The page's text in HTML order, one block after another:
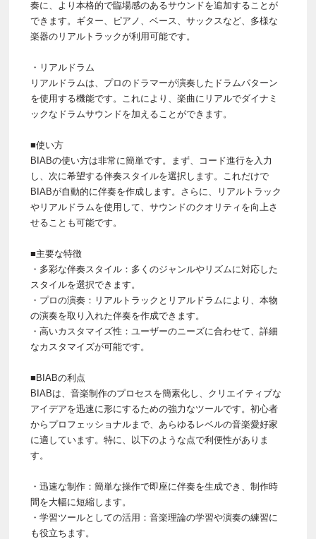
奏に、より本格的で臨場感のあるサウンドを追加することが
できます。ギター、ピアノ、ベース、サックスなど、多様な
楽器のリアルトラックが利用可能です。
・リアルドラム
リアルドラムは、プロのドラマーが演奏したドラムパターン
を使用する機能です。これにより、楽曲にリアルでダイナミ
ックなドラムサウンドを加えることができます。
■使い方
BIABの使い方は非常に簡単です。まず、コード進行を入力
し、次に希望する伴奏スタイルを選択します。これだけで
BIABが自動的に伴奏を作成します。さらに、リアルトラック
やリアルドラムを使用して、サウンドのクオリティを向上さ
せることも可能です。
■主要な特徴
・多彩な伴奏スタイル：多くのジャンルやリズムに対応した
スタイルを選択できます。
・プロの演奏：リアルトラックとリアルドラムにより、本物
の演奏を取り入れた伴奏を作成できます。
・高いカスタマイズ性：ユーザーのニーズに合わせて、詳細
なカスタマイズが可能です。
■BIABの利点
BIABは、音楽制作のプロセスを簡素化し、クリエイティブな
アイデアを迅速に形にするための強力なツールです。初心者
からプロフェッショナルまで、あらゆるレベルの音楽愛好家
に適しています。特に、以下のような点で利便性がありま
す。
・迅速な制作：簡単な操作で即座に伴奏を生成でき、制作時
間を大幅に短縮します。
・学習ツールとしての活用：音楽理論の学習や演奏の練習に
も役立ちます。